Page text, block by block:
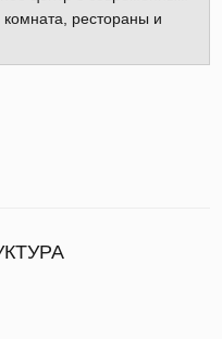
рестораны и